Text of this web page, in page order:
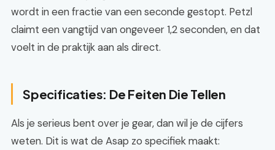
wordt in een fractie van een seconde gestopt. Petzl
claimt een vangtijd van ongeveer 1,2 seconden, en dat
voelt in de praktijk aan als direct.
Specificaties: De Feiten Die Tellen
Als je serieus bent over je gear, dan wil je de cijfers
weten. Dit is wat de Asap zo specifiek maakt: